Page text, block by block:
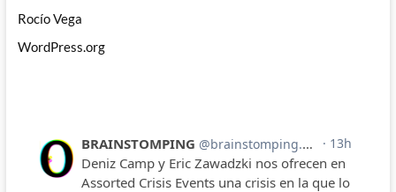
Rocío Vega
WordPress.org